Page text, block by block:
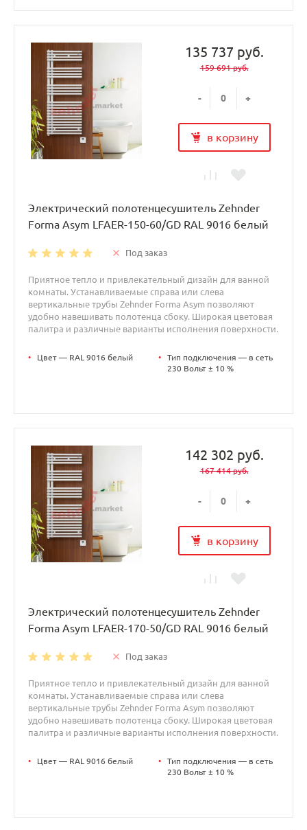
135 737 руб.
159 691 руб.
- +
в корзину
Электрический полотенцесушитель Zehnder
Forma Asym LFAER-150-60/GD RAL 9016 белый
Под заказ
Приятное тепло и привлекательный дизайн для ванной
комнаты. Устанавливаемые справа или слева
вертикальные трубы Zehnder Forma Asym позволяют
удобно навешивать полотенца сбоку. Широкая цветовая
палитра и различные варианты исполнения поверхности.
• Цвет — RAL 9016 белый •
Тип подключения — в сеть
230 Вольт ± 10 %
142 302 руб.
167 414 руб.
- +
в корзину
Электрический полотенцесушитель Zehnder
Forma Asym LFAER-170-50/GD RAL 9016 белый
Под заказ
Приятное тепло и привлекательный дизайн для ванной
комнаты. Устанавливаемые справа или слева
вертикальные трубы Zehnder Forma Asym позволяют
удобно навешивать полотенца сбоку. Широкая цветовая
палитра и различные варианты исполнения поверхности.
• Цвет — RAL 9016 белый •
Тип подключения — в сеть
230 Вольт ± 10 %